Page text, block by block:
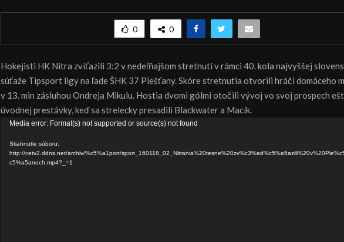
0 0
Hokejisti HK Nitra zvíťazili 3:2 v nedeľňajšom stretnutí v rámci 40. kola najvyššej
súťaže Tipsport ligy na ľade ŠHK 37 Piešťany. Skóre stretnutia otvorili hráči domáceho
v 13. min zásluhou Ondreja Mikulu. Hostia dvomi gólmi otočili vývoj vo svoj prospech
úvodnej prestávky, keď sa strelecky presadili Blackwater a Macík.
Media error: Format(s) not supported or source(s) not found
Stiahnutie súboru:
http://cetv2.ddns.net/archiv/%c5%a1port/
c5%a5anoch.mp4?_=1